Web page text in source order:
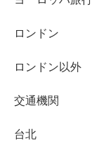
ロンドン
ロンドン以外
交通機関
台北